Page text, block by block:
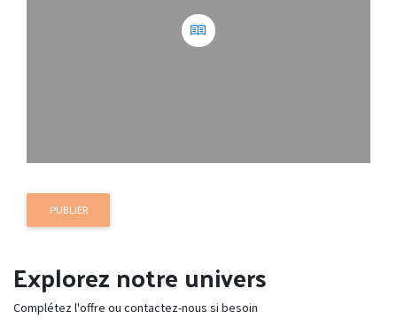
PUBLIER
Explorez notre univers
Complétez l'offre ou contactez-nous si besoin